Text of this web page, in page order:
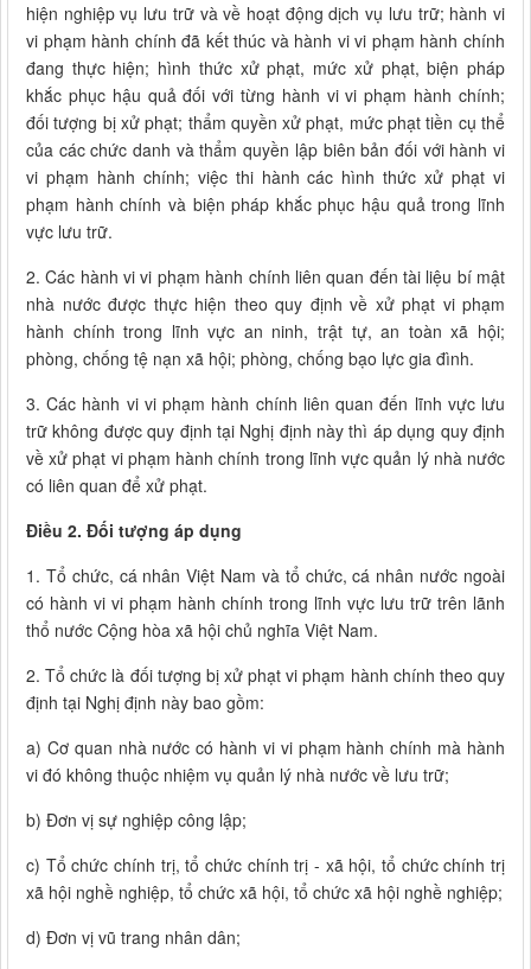
hiện nghiệp vụ lưu trữ và về hoạt động dịch vụ lưu trữ; hành vi
vi phạm hành chính đã kết thúc và hành vi vi phạm hành chính
đang thực hiện; hình thức xử phạt, mức xử phạt, biện pháp
khắc phục hậu quả đối với từng hành vi vi phạm hành chính;
đối tượng bị xử phạt; thẩm quyền xử phạt, mức phạt tiền cụ thể
của các chức danh và thẩm quyền lập biên bản đối với hành vi
vi phạm hành chính; việc thi hành các hình thức xử phạt vi
phạm hành chính và biện pháp khắc phục hậu quả trong lĩnh
vực lưu trữ.
2. Các hành vi vi phạm hành chính liên quan đến tài liệu bí mật
nhà nước được thực hiện theo quy định về xử phạt vi phạm
hành chính trong lĩnh vực an ninh, trật tự, an toàn xã hội;
phòng, chống tệ nạn xã hội; phòng, chống bạo lực gia đình.
3. Các hành vi vi phạm hành chính liên quan đến lĩnh vực lưu
trữ không được quy định tại Nghị định này thì áp dụng quy định
về xử phạt vi phạm hành chính trong lĩnh vực quản lý nhà nước
có liên quan để xử phạt.
Điều 2. Đối tượng áp dụng
1. Tổ chức, cá nhân Việt Nam và tổ chức, cá nhân nước ngoài
có hành vi vi phạm hành chính trong lĩnh vực lưu trữ trên lãnh
thổ nước Cộng hòa xã hội chủ nghĩa Việt Nam.
2. Tổ chức là đối tượng bị xử phạt vi phạm hành chính theo quy
định tại Nghị định này bao gồm:
a) Cơ quan nhà nước có hành vi vi phạm hành chính mà hành
vi đó không thuộc nhiệm vụ quản lý nhà nước về lưu trữ;
b) Đơn vị sự nghiệp công lập;
c) Tổ chức chính trị, tổ chức chính trị - xã hội, tổ chức chính trị
xã hội nghề nghiệp, tổ chức xã hội, tổ chức xã hội nghề nghiệp;
d) Đơn vị vũ trang nhân dân;